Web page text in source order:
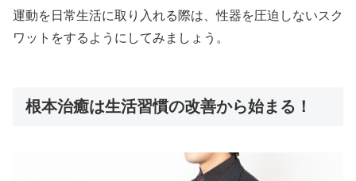
運動を日常生活に取り入れる際は、性器を圧迫しないスク
ワットをするようにしてみましょう。
根本治癒は生活習慣の改善から始まる！